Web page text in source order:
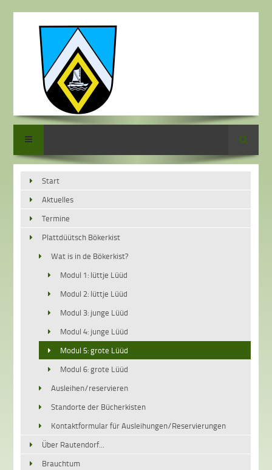
Suche
Start
Aktuelles
Termine
Plattdüütsch Bökerkist
Wat is in de Bökerkist?
Modul 1: lüttje Lüüd
Modul 2: lüttje Lüüd
Modul 3: junge Lüüd
Modul 4: junge Lüüd
Modul 5: grote Lüüd
Modul 6: grote Lüüd
Ausleihen/reservieren
Standorte der Bücherkisten
Kontaktformular für Ausleihungen/Reservierungen
Über Rautendorf...
Brauchtum